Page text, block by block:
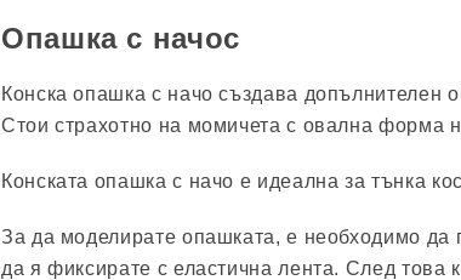
Опашка с начос
Конска опашка с начо създава допълнителен
Стои страхотно на момичета с овална форма
Конската опашка с начо е идеална за тънка
За да моделирате опашката, е необходимо да
да я фиксирате с еластична лента. След това